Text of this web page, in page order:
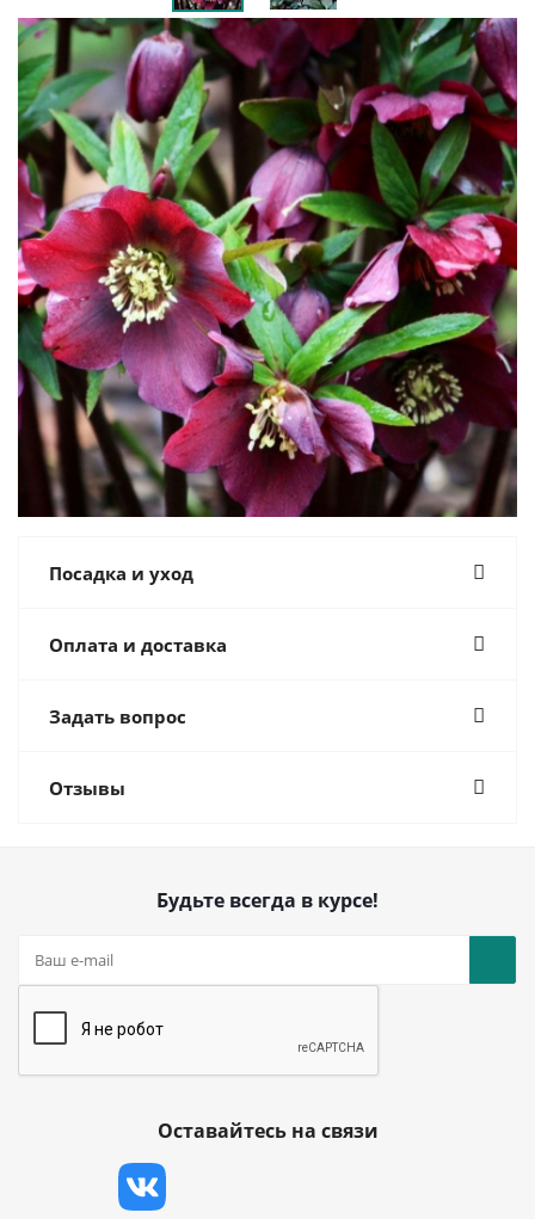
Посадка и уход
Оплата и доставка
Задать вопрос
Отзывы
Будьте всегда в курсе!
Оставайтесь на связи